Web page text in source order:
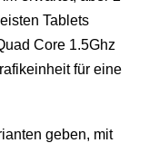
Tablets
Core 1.5Ghz
für eine
geben, mit